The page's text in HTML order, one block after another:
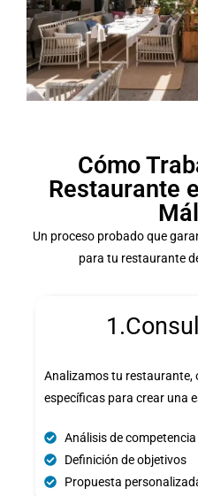
Cómo
Restaurante
Un proceso probado que
para tu restaurante
Analizamos tu restaurante,
específicas para crear una
Análisis de competencia
Definición de objetivos
Propuesta